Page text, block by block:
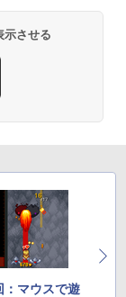
示させる
：マウスで遊